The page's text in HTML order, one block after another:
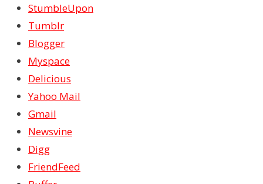
StumbleUpon
Tumblr
Blogger
Myspace
Delicious
Yahoo Mail
Gmail
Newsvine
Digg
FriendFeed